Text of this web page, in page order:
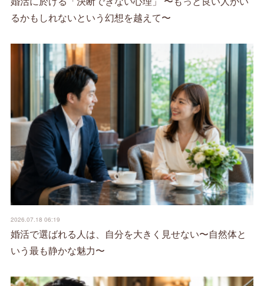
るかもしれないという幻想を越えて〜
2026.07.18 06:19
婚活で選ばれる人は、自分を大きく見せない〜自然体と
いう最も静かな魅力〜